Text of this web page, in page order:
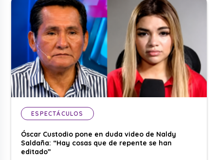
ESPECTÁCULOS
Óscar Custodio pone en duda video de Naldy
Saldaña: “Hay cosas que de repente se han
editado”